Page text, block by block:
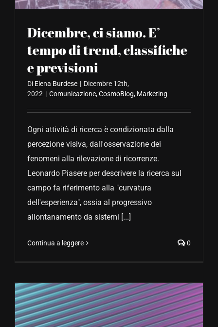
Dicembre, ci siamo. E’
tempo di trend, classifiche
e previsioni
Di Elena Burdese | Dicembre 12th,
2022 | Comunicazione,CosmoBlog, Marketing
Ogni attività di ricerca è condizionata dalla
percezione visiva, dall'osservazione dei
fenomeni alla rilevazione di ricorrenze.
Leonardo Piasere per descrivere la ricerca sul
campo fa riferimento alla "curvatura
dell'esperienza", ossia al progressivo
allontanamento da sistemi [...]
Continua a leggere 0